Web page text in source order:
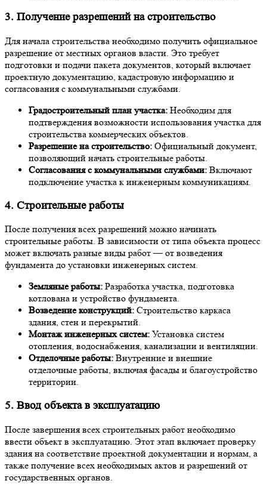
3. Получение разрешений на строительство
Для начала строительства необходимо получить официальное
разрешение от местных органов власти. Это требует
подготовки и подачи пакета документов, который включает
проектную документацию, кадастровую информацию и
согласования с коммунальными службами.
Градостроительный план участка: Необходим для
подтверждения возможности использования участка для
строительства коммерческих объектов.
Разрешение на строительство: Официальный документ,
позволяющий начать строительные работы.
Согласования с коммунальными службами: Включают
подключение участка к инженерным коммуникациям.
4. Строительные работы
После получения всех разрешений можно начинать
строительные работы. В зависимости от типа объекта процесс
может включать разные виды работ — от возведения
фундамента до установки инженерных систем.
Земляные работы: Разработка участка, подготовка
котлована и устройство фундамента.
Возведение конструкций: Строительство каркаса
здания, стен и перекрытий.
Монтаж инженерных систем: Установка систем
отопления, водоснабжения, канализации и вентиляции.
Отделочные работы: Внутренние и внешние
отделочные работы, включая фасады и благоустройство
территории.
5. Ввод объекта в эксплуатацию
После завершения всех строительных работ необходимо
ввести объект в эксплуатацию. Этот этап включает проверку
здания на соответствие проектной документации и нормам, а
также получение всех необходимых актов и разрешений от
государственных органов.